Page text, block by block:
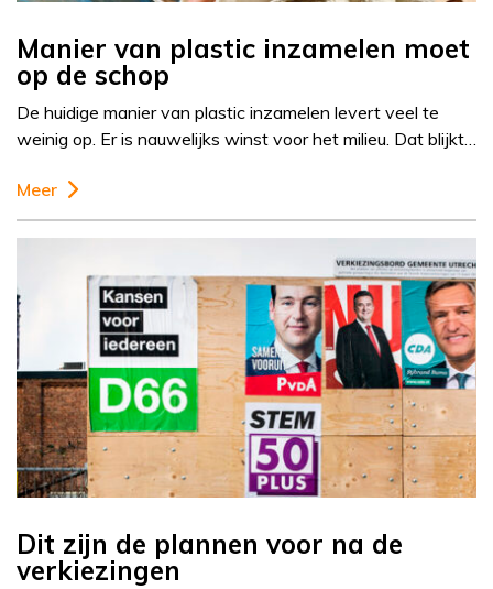
Manier van plastic inzamelen moet
op de schop
De huidige manier van plastic inzamelen levert veel te
weinig op. Er is nauwelijks winst voor het milieu. Dat blijkt…
Meer
Dit zijn de plannen voor na de
verkiezingen